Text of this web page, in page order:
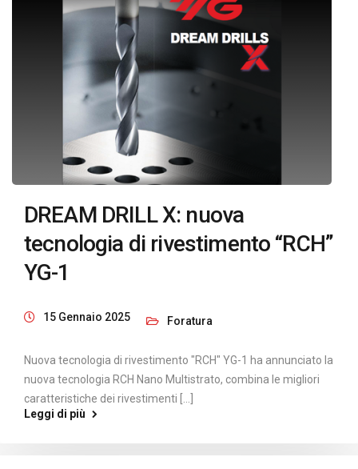
DREAM DRILL X: nuova
tecnologia di rivestimento “RCH”
YG-1
15 Gennaio 2025 Foratura
Nuova tecnologia di rivestimento "RCH" YG-1 ha annunciato la
nuova tecnologia RCH Nano Multistrato, combina le migliori
caratteristiche dei rivestimenti [...]
Leggi di più